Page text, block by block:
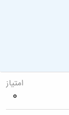
امتیاز
0